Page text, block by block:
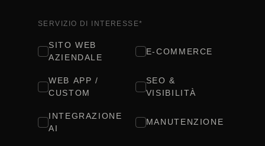
SERVIZIO DI INTERESSE*
SITO WEB
AZIENDALE
E-COMMERCE
WEB APP /
CUSTOM
SEO &
VISIBILITÀ
INTEGRAZIONE
AI
MANUTENZIONE